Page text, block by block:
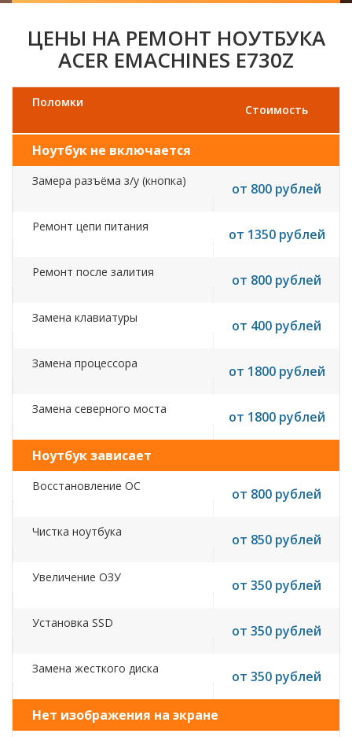
ЦЕНЫ НА РЕМОНТ НОУТБУКА
ACER EMACHINES E730Z
Поломки
Стоимость
Ноутбук не включается
Замера разъёма з/у (кнопка) от 800 рублей
Ремонт цепи питания от 1350 рублей
Ремонт после залития от 800 рублей
Замена клавиатуры от 400 рублей
Замена процессора от 1800 рублей
Замена северного моста от 1800 рублей
Ноутбук зависает
Восстановление ОС от 800 рублей
Чистка ноутбука от 850 рублей
Увеличение ОЗУ от 350 рублей
Установка SSD от 350 рублей
Замена жесткого диска от 350 рублей
Нет изображения на экране